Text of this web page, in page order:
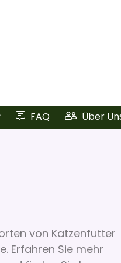
FAQ Über
von Katzenfutter
Erfahren Sie mehr